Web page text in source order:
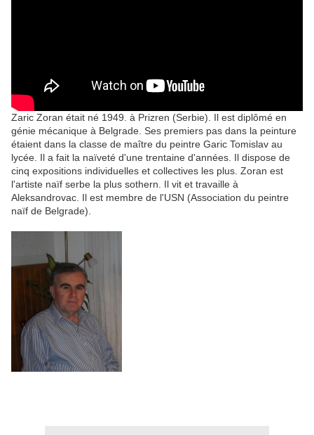
Zaric Zoran était né 1949. à Prizren (Serbie).
Il est diplômé en
génie mécanique à Belgrade. Ses premiers pas dans la peinture
étaient dans la classe de maître du peintre Garic Tomislav au
lycée. Il a fait la naïveté d'une trentaine d'années. Il dispose de
cinq expositions individuelles et collectives les plus. Zoran est
l'artiste naïf serbe la plus sothern.
Il vit et travaille à
Aleksandrovac. Il est membre de l'USN (Association du peintre
naïf de Belgrade).